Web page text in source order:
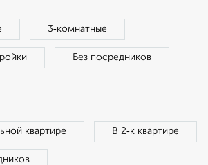
3‑комнатные
Без посредников
квартире В 2‑к квартире